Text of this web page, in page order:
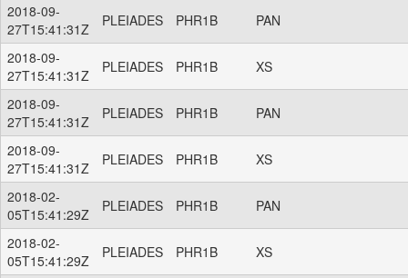
2018-09-
27T15:41:31Z
PLEIADES PHR1B PAN
2018-09-
27T15:41:31Z
PLEIADES PHR1B XS
2018-09-
27T15:41:31Z
PLEIADES PHR1B PAN
2018-09-
27T15:41:31Z
PLEIADES PHR1B XS
2018-02-
05T15:41:29Z
PLEIADES PHR1B PAN
2018-02-
05T15:41:29Z
PLEIADES PHR1B XS